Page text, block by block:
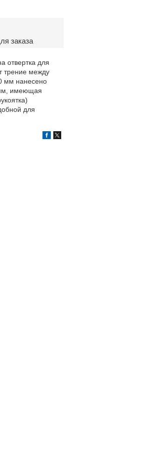
заказа
отвертка для
трение между
мм нанесено
мм, имеющая
для